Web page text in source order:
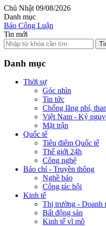
Chủ Nhật 09/08/2026
Danh mục
Báo Công Luận
Tin mới
Danh mục
Thời sự
Góc nhìn
Tin tức
Chống lãng phí,
Việt Nam - Kỷ
Mặt trận
Quốc tế
Tiêu điểm Quốc tế
Thế giới 24h
Công nghệ
Báo chí - Truyền thông
Nghề báo
Công tác hội
Kinh tế
Thị trường - Doanh
Bất động sản
Kinh tế vĩ mô